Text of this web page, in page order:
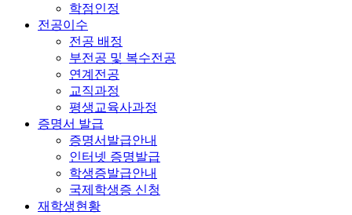
학점인정
전공이수
전공 배정
부전공 및 복수전공
연계전공
교직과정
평생교육사과정
증명서 발급
증명서발급안내
인터넷 증명발급
학생증발급안내
국제학생증 신청
재학생현황